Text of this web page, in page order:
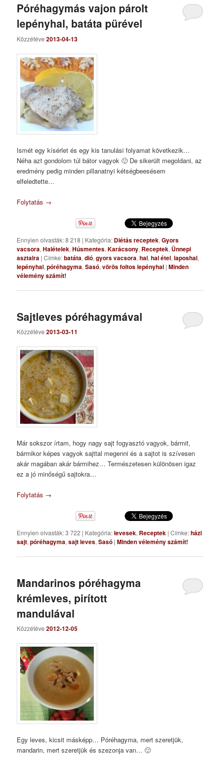
Póréhagymás vajon párolt
lepényhal, batáta pürével
Közzétéve2013-04-13
Ismét egy kísérlet és egy kis tanulási folyamat következik…
Néha azt gondolom túl bátor vagyok 🙂 De sikerült megoldani, az
eredmény pedig minden pillanatnyi kétségbeesésem
elfeledtette…
Folytatás →
Ennyien olvasták: 8 218 | Kategória: Diétás receptek,Gyors
vacsora,Halételek,Húsmentes,Karácsony, Receptek, Ünnepi
asztalra |Címke:batáta,dió,gyors vacsora,hal,hal étel,laposhal,
lepényhal,póréhagyma,Sasó,vörös foltos lepényhal |Minden
vélemény számít!
Sajtleves póréhagymával
Közzétéve2013-03-11
Már sokszor írtam, hogy nagy sajt fogyasztó vagyok, bármit,
bármikor képes vagyok sajttal megenni és a sajtot is szívesen
akár magában akár bármihez… Természetesen különösen igaz
ez a jó minőségű sajtokra…
Folytatás →
Ennyien olvasták: 3 722 | Kategória:levesek, Receptek |Címke:házi
sajt,póréhagyma,sajt leves,Sasó |Minden vélemény számít!
Mandarinos póréhagyma
krémleves, pirított
mandulával
Közzétéve2012-12-05
Egy leves, kicsit másképp… Póréhagyma, mert szeretjük,
mandarin, mert szeretjük és szezonja van… 🙂